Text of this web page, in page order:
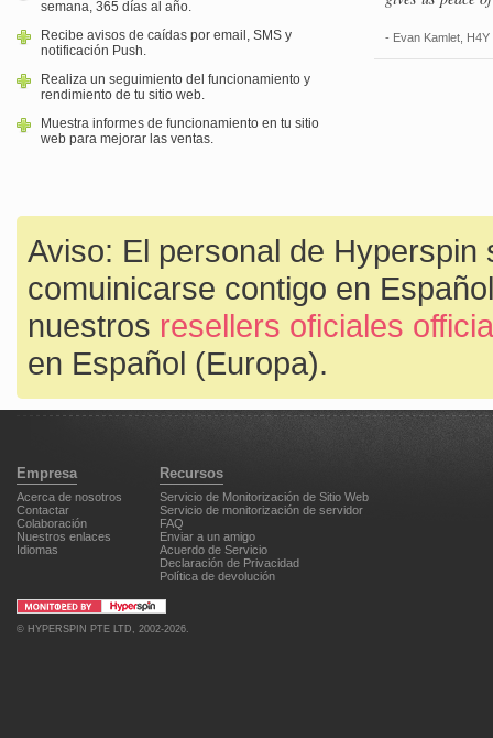
semana, 365 días al año.
Recibe avisos de caídas por email, SMS y
notificación Push.
Realiza un seguimiento del funcionamiento y
rendimiento de tu sitio web.
Muestra informes de funcionamiento en tu sitio
web para mejorar las ventas.
- Evan Kamlet,
Aviso: El personal de
comuinicarse contigo en
nuestros resellers oficiales
en Español (Europa).
Empresa
Acerca de nosotros
Contactar
Colaboración
Nuestros enlaces
Idiomas
Recursos
Servicio de Monitorización de Sitio Web
Servicio de monitorización de servidor
FAQ
Enviar a un amigo
Acuerdo de Servicio
Declaración de Privacidad
Política de devolución
© HYPERSPIN PTE LTD , 2002-2026.